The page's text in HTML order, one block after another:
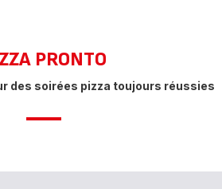
PRONTO
des soirées pizza toujours réussies